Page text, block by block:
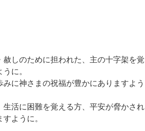
赦しのために担われた、主の十字架を覚
に。
みに神さまの祝福が豊かにありますよう
生活に困難を覚える方、平安が脅かされ
ように。